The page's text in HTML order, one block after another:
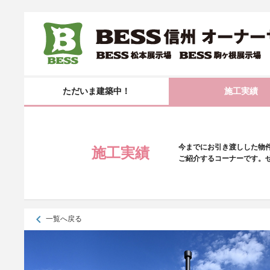
ただいま建築中！ 施工実績
施工実績
今までにお引き渡しした物
ご紹介するコーナーです。
keyboard_arrow_left 一覧へ戻る